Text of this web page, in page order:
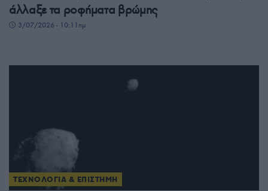
άλλαξε τα ροφήματα βρώμης
3/07/2026 - 10:11πμ
ΤΕΧΝΟΛΟΓΙΑ & ΕΠΙΣΤΗΜΗ